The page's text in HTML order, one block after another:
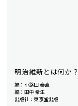
明治維新とは何か？
編：小路田 泰直
編：田中 希生
出版社：東京堂出版